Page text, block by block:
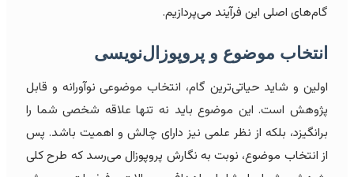
گام‌های اصلی این فرآیند می‌پردازیم.
انتخاب موضوع وپروپوزال‌نویسی
اولین و شاید حیاتی‌ترین گام، انتخاب موضوعی نوآورانه و قابل
پژوهش است. این موضوع باید نه تنها علاقه شخصی شما را
برانگیزد، بلکه از نظر علمی نیز دارای چالش و اهمیت باشد. پس
از انتخاب موضوع، نوبت به نگارش پروپوزال می‌رسد که طرح کلی